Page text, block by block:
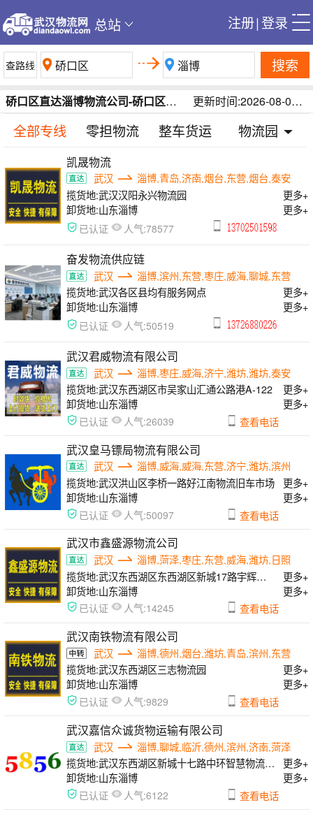
总站 注册|登录
搜索
更新时间:2026-08-08 16:55:07
硚口区直达淄博物流公司-硚口区到淄博物流专线-武汉硚口区到淄博物流运费在线查询/每日更新
全部专线 零担物流 整车货运 物流园
凯晟物流
武汉
淄博,青岛,济南,烟台,东营,烟台,泰安
揽货地:武汉汉阳永兴物流园
更多+
卸货地:山东淄博 更多+
已认证 人气:78577
奋发物流供应链
武汉
淄博,滨州,东营,枣庄,威海,聊城,东营
揽货地:武汉各区县均有服务网点
更多+
卸货地:山东淄博 更多+
已认证 人气:50519
武汉君威物流有限公司
武汉
淄博,枣庄,威海,济宁,潍坊,潍坊,泰安
揽货地:武汉东西湖区市吴家山汇通公路港A-122
更多+
卸货地:山东淄博 更多+
已认证 人气:26039 查看电话
武汉皇马镖局物流有限公司
武汉
淄博,威海,威海,东营,济宁,潍坊,滨州
揽货地:武汉洪山区李桥一路好江南物流旧车市场
更多+
卸货地:山东淄博 更多+
已认证 人气:50097 查看电话
武汉市鑫盛源物流公司
武汉
淄博,菏泽,枣庄,东营,威海,潍坊,日照
揽货地:武汉东西湖区东西湖区新城17路宇辉物流园
更多+
卸货地:山东淄博 更多+
已认证 人气:14245 查看电话
武汉南铁物流有限公司
武汉
淄博,德州,烟台,潍坊,青岛,滨州,东营
揽货地:武汉东西湖区三志物流园
更多+
卸货地:山东淄博 更多+
已认证 人气:9829 查看电话
武汉嘉信众诚货物运输有限公司
武汉
淄博,聊城,临沂,德州,滨州,济南,菏泽
揽货地:武汉东西湖区新城十七路中环智慧物流园大库16号
更多+
卸货地:山东淄博 更多+
已认证 人气:6122 查看电话